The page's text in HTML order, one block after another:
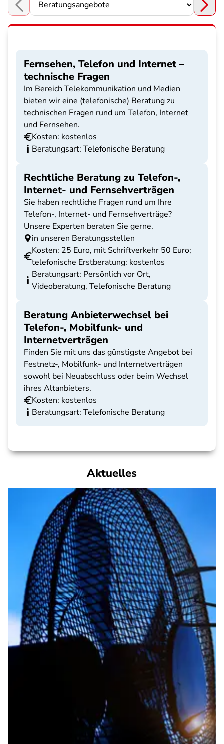
Choose a section
Fernsehen, Telefon und Internet –
technische Fragen
Im Bereich Telekommunikation und Medien
bieten wir eine (telefonische) Beratung zu
technischen Fragen rund um Telefon, Internet
und Fernsehen.
Kosten: kostenlos
Beratungsart: Telefonische Beratung
Rechtliche Beratung zu Telefon-,
Internet- und Fernsehverträgen
Sie haben rechtliche Fragen rund um Ihre
Telefon-, Internet- und Fernsehverträge?
Unsere Experten beraten Sie gerne.
in unseren Beratungsstellen
Kosten: 25 Euro, mit Schriftverkehr 50 Euro;
telefonische Erstberatung: kostenlos
Beratungsart: Persönlich vor Ort,
Videoberatung, Telefonische Beratung
Beratung Anbieterwechsel bei
Telefon-, Mobilfunk- und
Internetverträgen
Finden Sie mit uns das günstigste Angebot bei
Festnetz-, Mobilfunk- und Internetverträgen
sowohl bei Neuabschluss oder beim Wechsel
ihres Altanbieters.
Kosten: kostenlos
Beratungsart: Telefonische Beratung
Aktuelles